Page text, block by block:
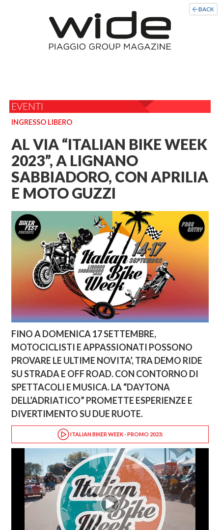
BACK
EVENTI
INGRESSO LIBERO
AL VIA “ITALIAN BIKE WEEK
2023”, A LIGNANO
SABBIADORO, CON APRILIA
E MOTO GUZZI
FINO A DOMENICA 17 SETTEMBRE,
MOTOCICLISTI E APPASSIONATI POSSONO
PROVARE LE ULTIME NOVITA’, TRA DEMO RIDE
SU STRADA E OFF ROAD. CON CONTORNO DI
SPETTACOLI E MUSICA. LA “DAYTONA
DELL’ADRIATICO” PROMETTE ESPERIENZE E
DIVERTIMENTO SU DUE RUOTE.
ITALIAN BIKER WEEK - PROMO 2023: